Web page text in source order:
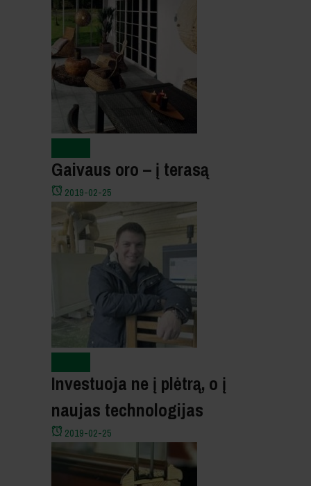
Gaivaus oro – į terasą
2019-02-25
Investuoja ne į plėtrą, o į
naujas technologijas
2019-02-25